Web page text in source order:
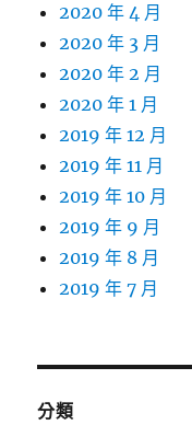
2020 年 4 月
2020 年 3 月
2020 年 2 月
2020 年 1 月
2019 年 12 月
2019 年 11 月
2019 年 10 月
2019 年 9 月
2019 年 8 月
2019 年 7 月
分類